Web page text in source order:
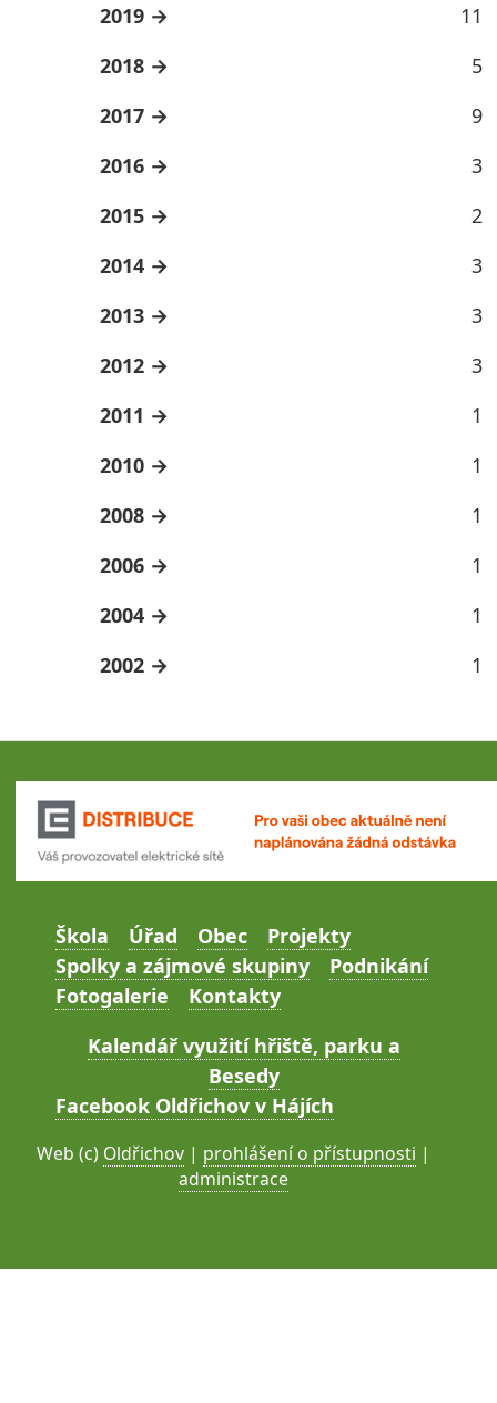
2019
11
2018
5
2017
9
2016
3
2015
2
2014
3
2013
3
2012
3
2011
1
2010
1
2008
1
2006
1
2004
1
2002
1
Škola Úřad Obec
Projekty
Spolky a zájmové skupiny
Podnikání
Fotogalerie
Kontakty
Kalendář využití hřiště, parku a
Besedy
Facebook Oldřichov v Hájích
Web (c) Oldřichov | prohlášení o přístupnosti |
administrace